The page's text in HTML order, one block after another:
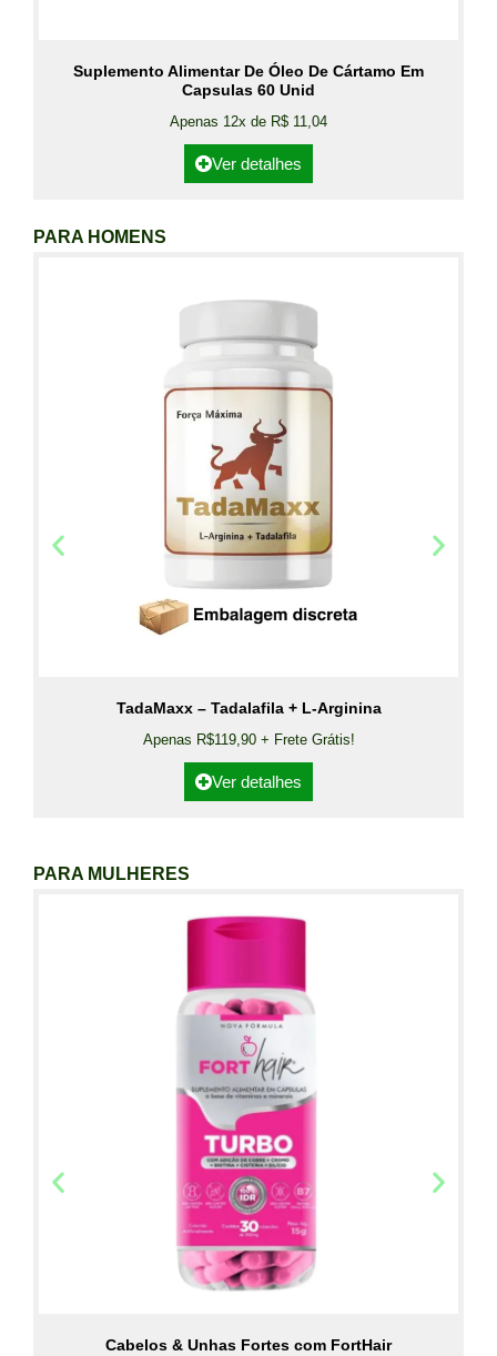
Suplemento Alimentar De Óleo De Cártamo Em
Capsulas 60 Unid
Apenas 12x de R$ 11,04
Ver detalhes
PARA HOMENS
TadaMaxx – Tadalafila + L-Arginina
Apenas R$119,90 + Frete Grátis!
Ver detalhes
PARA MULHERES
Cabelos & Unhas Fortes com FortHair